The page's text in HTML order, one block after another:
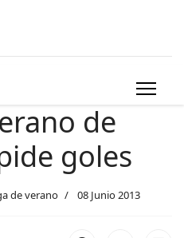
de
goles
de verano 08 Junio 2013